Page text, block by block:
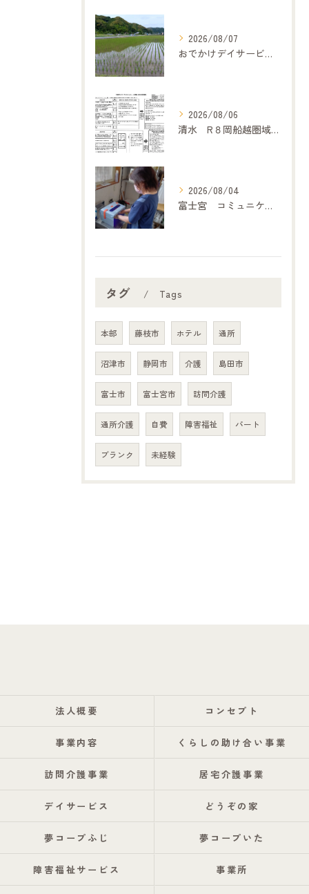
2026/08/07
おでかけデイサービス夢コープいたです
2026/08/06
清水 R８岡船越圏域主任介護支援専門委員連絡会（7月２１日）に参加して
2026/08/04
富士宮 コミュニケーション
タグ Tags
本部 藤枝市 ホテル 通所
沼津市 静岡市 介護 島田市
富士市 富士宮市 訪問介護
通所介護 自費 障害福祉 パート
ブランク 未経験
法人概要 コンセプト
事業内容 くらしの助け合い事業
訪問介護事業 居宅介護事業
デイサービス どうぞの家
夢コープふじ 夢コープいた
障害福祉サービス 事業所